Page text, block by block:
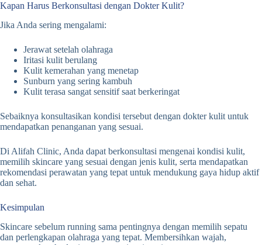
Kapan Harus Berkonsultasi dengan Dokter Kulit?
Jika Anda sering mengalami:
Jerawat setelah olahraga
Iritasi kulit berulang
Kulit kemerahan yang menetap
Sunburn yang sering kambuh
Kulit terasa sangat sensitif saat berkeringat
Sebaiknya konsultasikan kondisi tersebut dengan dokter kulit untuk
mendapatkan penanganan yang sesuai.
Di Alifah Clinic, Anda dapat berkonsultasi mengenai kondisi kulit,
memilih skincare yang sesuai dengan jenis kulit, serta mendapatkan
rekomendasi perawatan yang tepat untuk mendukung gaya hidup aktif
dan sehat.
Kesimpulan
Skincare sebelum running sama pentingnya dengan memilih sepatu
dan perlengkapan olahraga yang tepat. Membersihkan wajah,